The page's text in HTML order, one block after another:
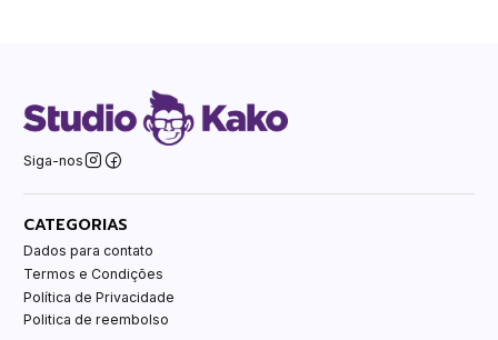
Siga-nos
CATEGORIAS
Dados para contato
Termos e Condições
Política de Privacidade
Politica de reembolso